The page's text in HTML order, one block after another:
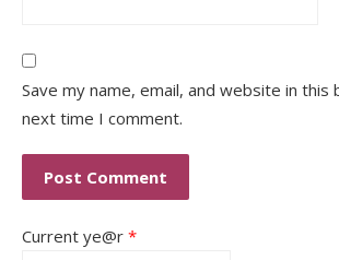
Save my name, email, and website in
next time I comment.
Current ye@r *